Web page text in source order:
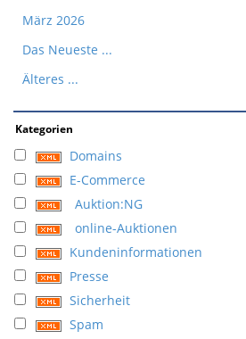
März 2026
Das Neueste ...
Älteres ...
Kategorien
Domains
E-Commerce
Auktion:NG
online-Auktionen
Kundeninformationen
Presse
Sicherheit
Spam